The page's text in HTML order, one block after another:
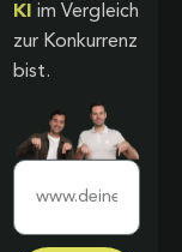
KI im Vergleich
zur Konkurrenz
bist.